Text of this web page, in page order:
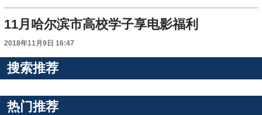
11月哈尔滨市高校学子享电影福利
2018年11月9日 16:47
搜索推荐
热门推荐